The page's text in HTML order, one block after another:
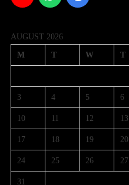
AUGUST 2026
M T W T
3 4 5 6
10 11 12 13
17 18 19 20
24 25 26 27
31